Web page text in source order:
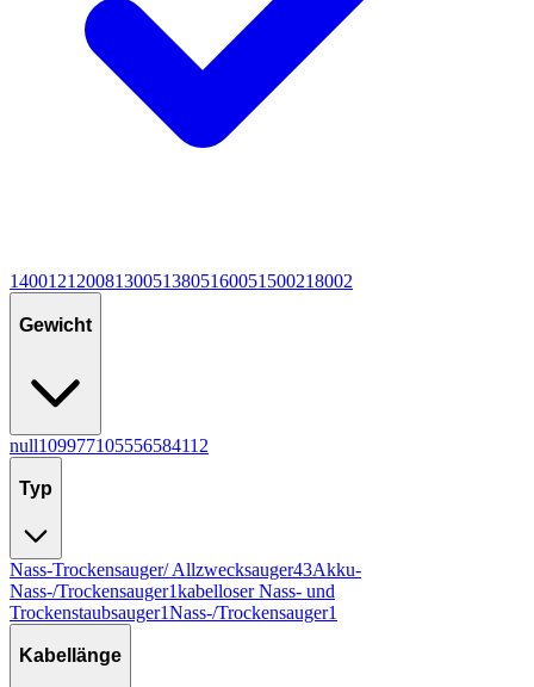
140012120081300513805160051500218002
Gewicht
null10997710555658411 2
Typ
Nass-Trockensauger/ Allzwecksauger43Akku-
Nass-/Trockensauger1kabelloser Nass- und
Trockenstaubsauger1Nass-/Trockensauger1
Kabellänge